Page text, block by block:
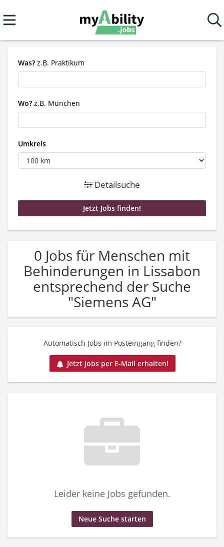
Was? z.B. Praktikum
Wo? z.B. München
Umkreis
Detailsuche
0 Jobs für Menschen mit
Behinderungen in Lissabon
entsprechend der Suche
"Siemens AG"
Automatisch Jobs im Posteingang finden?
Jetzt Jobs per E-Mail erhalten!
Leider keine Jobs gefunden.
Neue Suche starten